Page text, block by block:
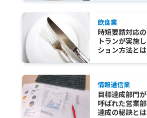
飲食業
時短要請対応
トランが実施
ション方法とは
情報通信業
目標達成部
呼ばれた営業
達成の秘訣とは